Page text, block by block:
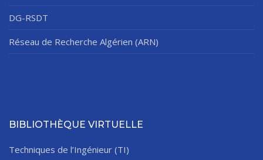
DG-RSDT
Réseau de Recherche Algérien (ARN)
BIBLIOTHÈQUE VIRTUELLE
Techniques de l’Ingénieur (TI)